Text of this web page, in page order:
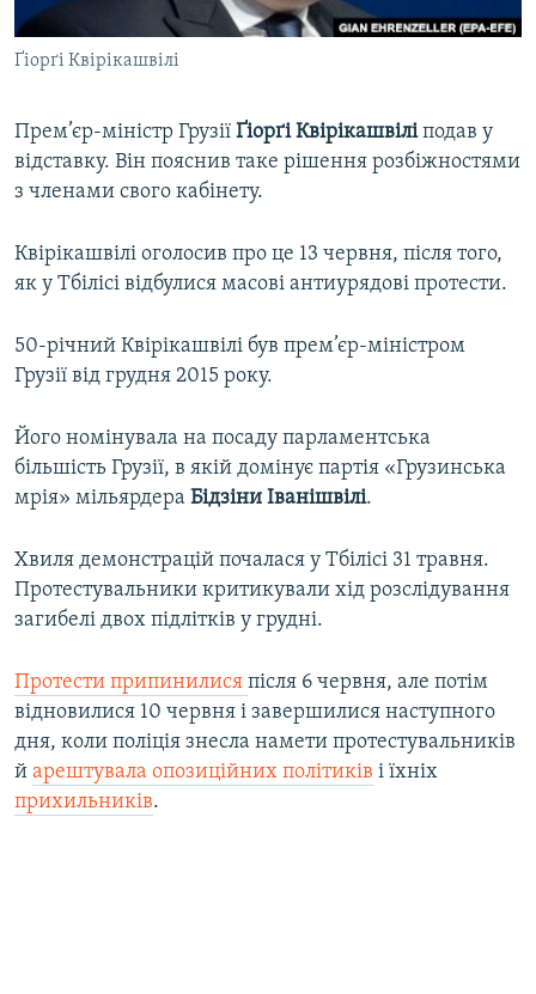
ВІДЕОУРОКИ «ELIFBE»
СВІДЧЕННЯ ОКУПАЦІЇ
ІНФОГРАФІКА
Русский
ДОЛУЧАЙСЯ!
Усі сайти RFE/RL
Ґіорґі Квірікашвілі
Прем’єр-міністр Грузії Ґіорґі Квірікашвіліподав у
відставку. Він пояснив таке рішення розбіжностями
з членами свого кабінету.
Квірікашвілі оголосив про це 13 червня, після того,
як у Тбілісі відбулися масові антиурядові протести.
50-річний Квірікашвілі був прем’єр-міністром
Грузії від грудня 2015 року.
Його номінувала на посаду парламентська
більшість Грузії, в якій домінує партія «Грузинська
мрія» мільярдера Бідзіни Іванішвілі.
Хвиля демонстрацій почалася у Тбілісі 31 травня.
Протестувальники критикували хід розслідування
загибелі двох підлітків у грудні.
Протести припинилися після 6 червня, але потім
відновилися 10 червня і завершилися наступного
дня, коли поліція знесла намети протестувальників
й арештувала опозиційних політиків і їхніх
прихильників.